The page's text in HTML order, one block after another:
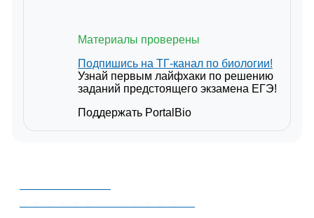
Материалы проверены
Подпишись на ТГ-канал по биологии!
Узнай первым лайфхаки по решению
заданий предстоящего экзамена ЕГЭ!
Поддержать PortalBio